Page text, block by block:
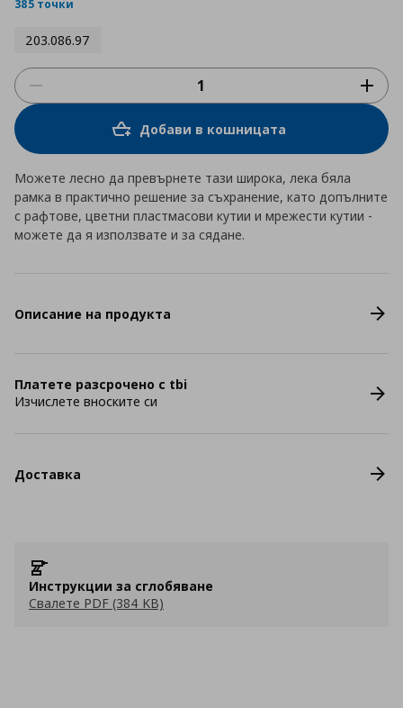
385 точки
203.086.97
Добави в кошницата
Можете лесно да превърнете тази широка, лека бяла
рамка в практично решение за съхранение, като допълните
с рафтове, цветни пластмасови кутии и мрежести кутии -
можете да я използвате и за сядане.
Описание на продукта
Платете разсрочено с tbi
Изчислете вноските си
Доставка
Инструкции за сглобяване
Свалете PDF (384 KB)